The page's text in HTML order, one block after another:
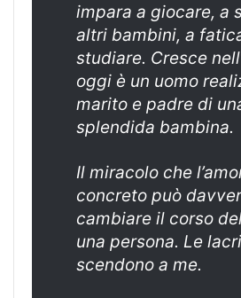
impara a giocare, a
altri bambini, a
studiare. Cresce
oggi è un uomo
marito e padre di
splendida bambina.
Il miracolo che
concreto può
cambiare il corso
una persona. Le
scendono a me.